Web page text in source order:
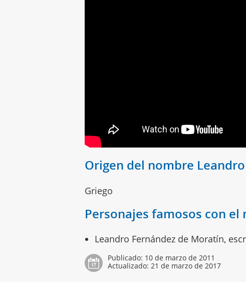
Origen del nombre Leandro
Griego
Personajes famosos con
Leandro Fernández de Moratín,
Publicado: 10 de marzo de 2011
Actualizado: 21 de marzo de 2017